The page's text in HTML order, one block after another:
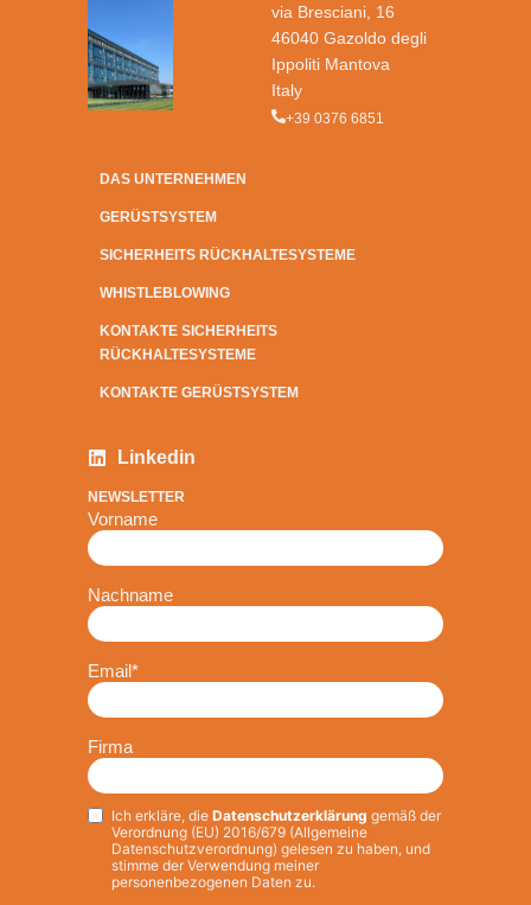
via Bresciani, 16
46040 Gazoldo degli
Ippoliti Mantova
Italy
+39 0376 6851
DAS UNTERNEHMEN
GERÜSTSYSTEM
SICHERHEITS RÜCKHALTESYSTEME
WHISTLEBLOWING
KONTAKTE SICHERHEITS
RÜCKHALTESYSTEME
KONTAKTE GERÜSTSYSTEM
Linkedin
NEWSLETTER
Vorname
Nachname
Email*
Firma
Privacy*
Ich erkläre, die Datenschutzerklärung gemäß der
Verordnung (EU) 2016/679 (Allgemeine
Datenschutzverordnung) gelesen zu haben, und
stimme der Verwendung meiner
personenbezogenen Daten zu.